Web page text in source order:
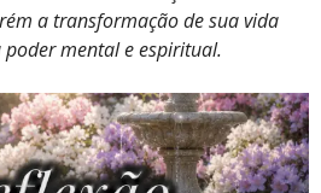
a transformação de sua vida
poder mental e espiritual.